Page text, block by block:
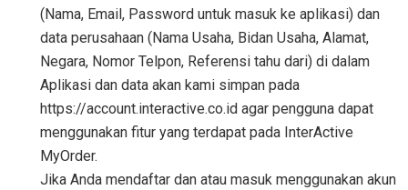
(Nama, Email, Password untuk masuk ke aplikasi) dan
data perusahaan (Nama Usaha, Bidan Usaha, Alamat,
Negara, Nomor Telpon, Referensi tahu dari) di dalam
Aplikasi dan data akan kami simpan pada
https://account.interactive.co.id agar pengguna dapat
menggunakan fitur yang terdapat pada InterActive
MyOrder.
Jika Anda mendaftar dan atau masuk menggunakan akun